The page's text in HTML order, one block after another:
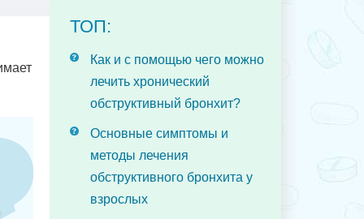
ТОП:
Как и с помощью чего можно
лечить хронический
обструктивный бронхит?
Основные симптомы и
методы лечения
обструктивного бронхита у
взрослых